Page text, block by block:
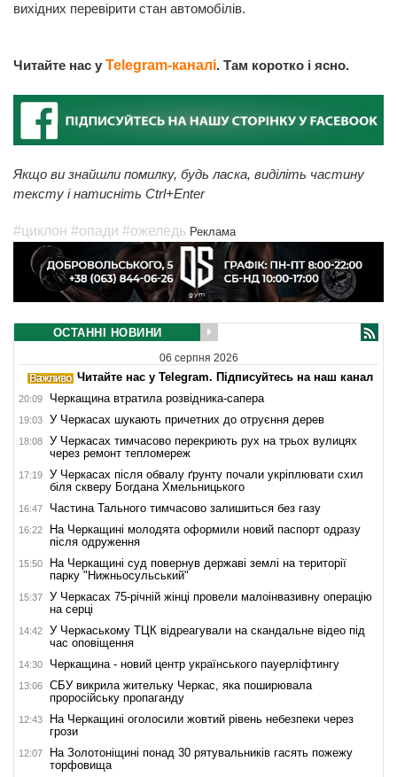
вихідних перевірити стан автомобілів.
Читайте нас у Telegram-каналі. Там коротко і ясно.
Якщо ви знайшли помилку, будь ласка, виділіть частину
тексту і натисніть Ctrl+Enter
#циклон #опади #ожеледь Реклама
ОСТАННІ НОВИНИ
06 серпня 2026
Читайте нас у Telegram. Підписуйтесь на наш канал
20:09 Черкащина втратила розвідника-сапера
19:03 У Черкасах шукають причетних до отруєння дерев
18:08
У Черкасах тимчасово перекриють рух на трьох вулицях
через ремонт тепломереж
17:19
У Черкасах після обвалу ґрунту почали укріплювати схил
біля скверу Богдана Хмельницького
16:47 Частина Тального тимчасово залишиться без газу
16:22
На Черкащині молодята оформили новий паспорт одразу
після одруження
15:50
На Черкащині суд повернув державі землі на території
парку "Нижньосульський"
15:37
У Черкасах 75-річній жінці провели малоінвазивну операцію
на серці
14:42
У Черкаському ТЦК відреагували на скандальне відео під
час оповіщення
14:30 Черкащина - новий центр українського пауерліфтингу
13:06
СБУ викрила жительку Черкас, яка поширювала
проросійську пропаганду
12:43
На Черкащині оголосили жовтий рівень небезпеки через
грози
12:07
На Золотоніщині понад 30 рятувальників гасять пожежу
торфовища